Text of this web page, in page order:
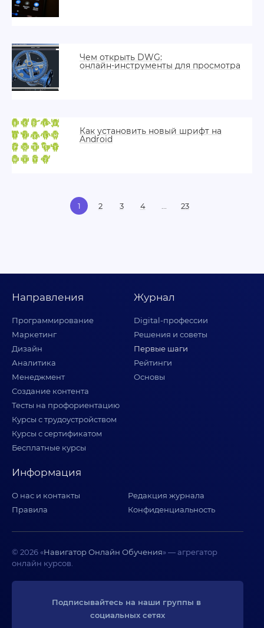
Чем открыть DWG:
онлайн‑инструменты для просмотра
Как установить новый шрифт на
Android
1 2 3 4 23
Направления
Программирование
Маркетинг
Дизайн
Аналитика
Менеджмент
Создание контента
Тесты на профориентацию
Курсы с трудоустройством
Курсы с сертификатом
Бесплатные курсы
Журнал
Digital-профессии
Решения и советы
Первые шаги
Рейтинги
Основы
Информация
О нас и контакты
Редакция журнала
Правила
Конфиденциальность
© 2026 «Навигатор Онлайн Обучения» — агрегатор
онлайн курсов.
Подписывайтесь на наши группы в
социальных сетях